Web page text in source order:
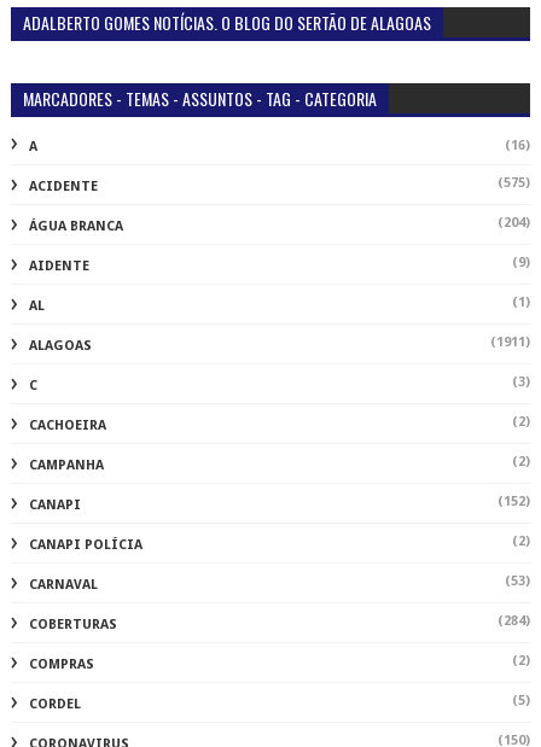
ADALBERTO GOMES NOTÍCIAS. O BLOG DO SERTÃO DE ALAGOAS
MARCADORES - TEMAS - ASSUNTOS - TAG - CATEGORIA
A (16)
ACIDENTE (575)
ÁGUA BRANCA (204)
AIDENTE (9)
AL (1)
ALAGOAS (1911)
C (3)
CACHOEIRA (2)
CAMPANHA (2)
CANAPI (152)
CANAPI POLÍCIA (2)
CARNAVAL (53)
COBERTURAS (284)
COMPRAS (2)
CORDEL (5)
CORONAVIRUS (150)